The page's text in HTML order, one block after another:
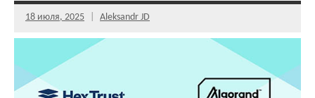
18 июля, 2025 Aleksandr JD